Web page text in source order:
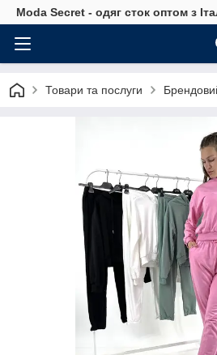
Moda Secret - одяг сток оптом з
Товари та послуги